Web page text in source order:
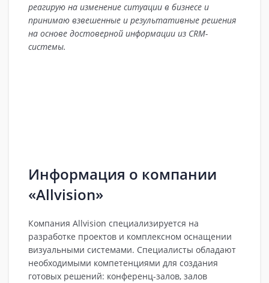
реагирую на изменение ситуации в бизнесе и
принимаю взвешенные и результативные решения
на основе достоверной информации из CRM-
системы.
Информация о компании
«Allvision»
Компания Allvision специализируется на
разработке проектов и комплексном оснащении
визуальными системами. Специалисты обладают
необходимыми компетенциями для создания
готовых решений: конференц-залов, залов